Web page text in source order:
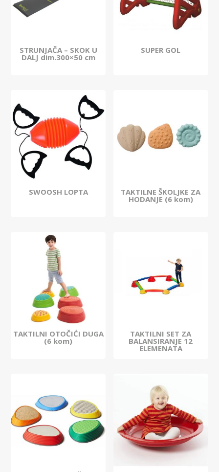
STRUNJAČA – SKOK U
DALJ dim.300×50 cm
SUPER GOL
SWOOSH LOPTA TAKTILNE ŠKOLJKE ZA
HODANJE (6 kom)
TAKTILNI OTOČIĆI DUGA
(6 kom)
TAKTILNI SET ZA
BALANSIRANJE 12
ELEMENATA